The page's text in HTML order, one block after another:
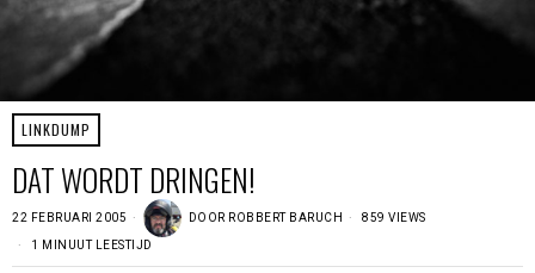
LINKDUMP
DAT WORDT DRINGEN!
22 FEBRUARI 2005 DOOR ROBBERT BARUCH 859 VIEWS
1 MINUUT LEESTIJD